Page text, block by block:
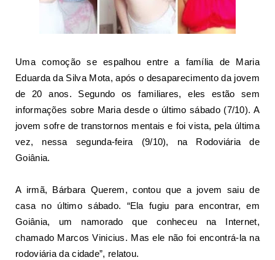
Uma comoção se espalhou entre a família de Maria
Eduarda da Silva Mota, após o desaparecimento da jovem
de 20 anos. Segundo os familiares, eles estão sem
informações sobre Maria desde o último sábado (7/10). A
jovem sofre de transtornos mentais e foi vista, pela última
vez, nessa segunda-feira (9/10), na Rodoviária de
Goiânia.
A irmã, Bárbara Querem, contou que a jovem saiu de
casa no último sábado. “Ela fugiu para encontrar, em
Goiânia, um namorado que conheceu na Internet,
chamado Marcos Vinicius. Mas ele não foi encontrá-la na
rodoviária da cidade”, relatou.